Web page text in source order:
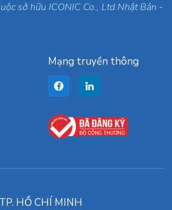
sở hữu ICONIC Co., Ltd Nhật Bản -
Mạng truyền thông
HỒ CHÍ MINH